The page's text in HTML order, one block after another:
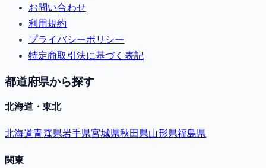
お問い合わせ
利用規約
プライバシーポリシー
特定商取引法に基づく表記
都道府県から探す
北海道・東北
北海道青森県岩手県宮城県秋田県山形県福島県
関東